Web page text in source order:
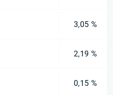
3,05 %
2,19 %
0,15 %